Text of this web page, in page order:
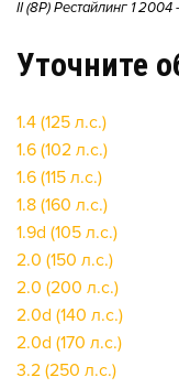
II (8P) Рестайлинг 1
Уточните
1.4 (125 л.с.)
1.6 (102 л.с.)
1.6 (115 л.с.)
1.8 (160 л.с.)
1.9d (105 л.с.)
2.0 (150 л.с.)
2.0 (200 л.с.)
2.0d (140 л.с.)
2.0d (170 л.с.)
3.2 (250 л.с.)